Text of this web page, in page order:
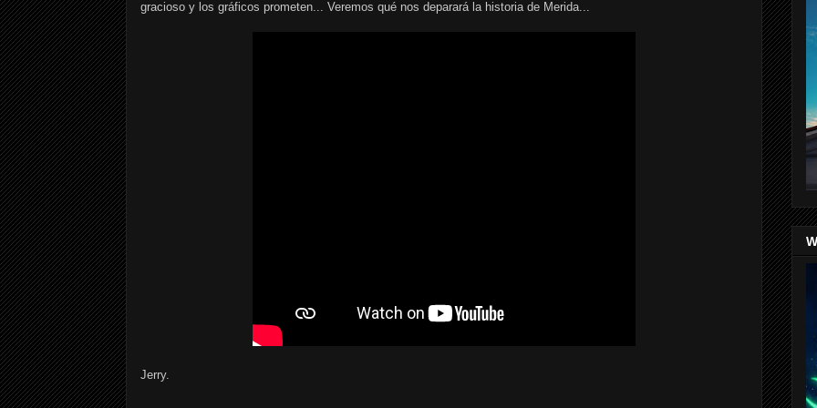
gracioso y los gráficos prometen... Veremos qué nos deparará la historia de Merida...
Jerry.